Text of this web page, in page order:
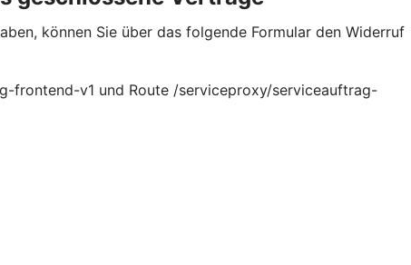
können Sie über das folgende Formular den Widerruf
frontend-v1 und Route /serviceproxy/serviceauftrag-